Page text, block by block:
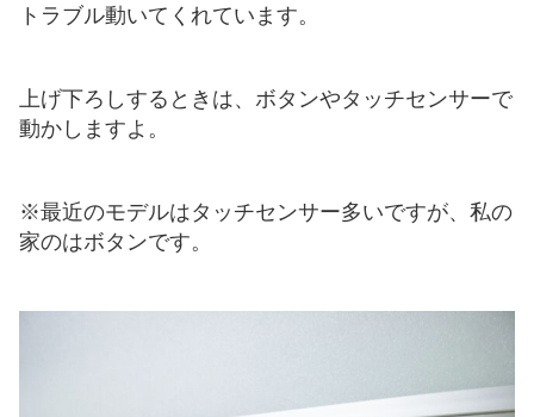
トラブル動いてくれています。
上げ下ろしするときは、ボタンやタッチセンサーで
動かしますよ。
※最近のモデルはタッチセンサー多いですが、私の
家のはボタンです。